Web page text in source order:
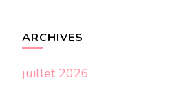
ARCHIVES
juillet 2026